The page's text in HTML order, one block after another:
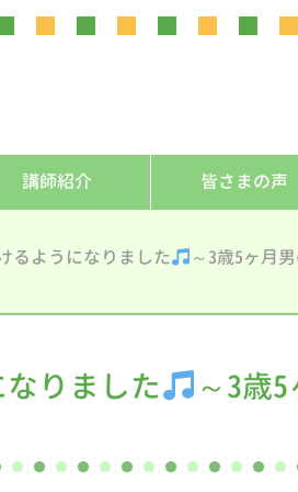
講師紹介 皆さまの声
るようになりました ～3歳5ヶ月
りました ～3歳